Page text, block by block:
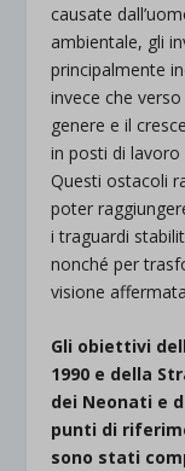
causate
ambientale, gli
principalmente
invece che
genere e il
in posti di
Questi ostacoli
poter
i traguardi
nonché per
visione
Gli obiettivi
1990 e della
dei Neonati e
punti di
sono stati